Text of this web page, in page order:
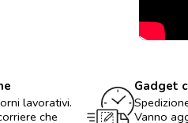
lavorativi.
che
Gadget
Vanno